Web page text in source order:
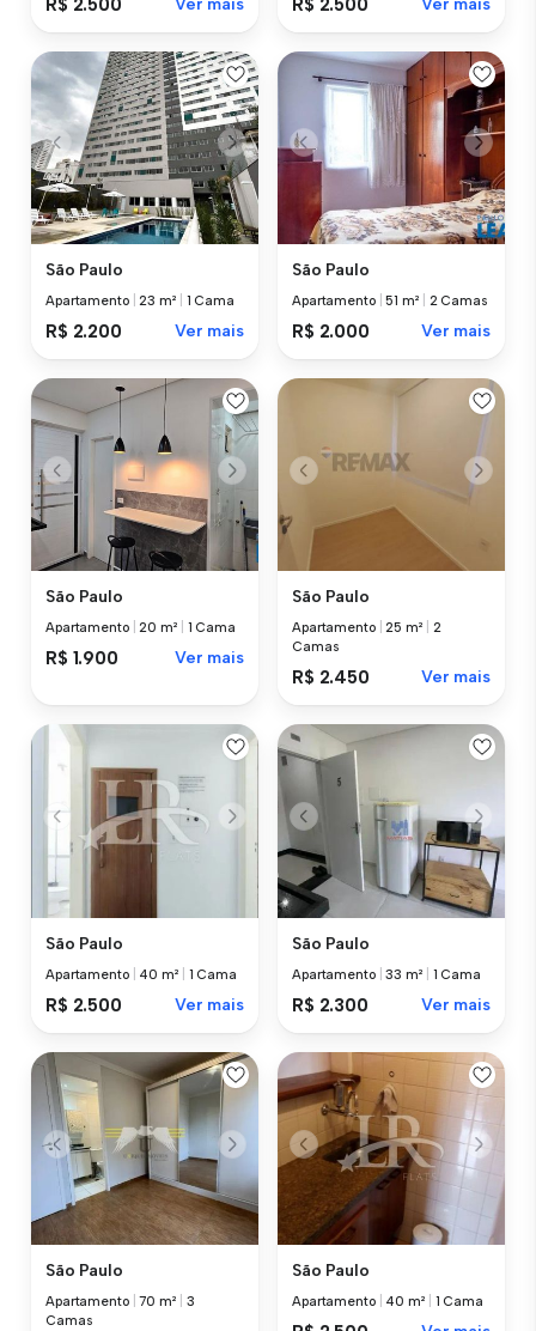
São Paulo
Apartamento |23 m² 1 Cama
R$ 2.200 Ver mais
São Paulo
Apartamento |51 m² 2 Camas
R$ 2.000 Ver mais
São Paulo
Apartamento |20 m² 1 Cama
R$ 1.900 Ver mais
São Paulo
Apartamento |25 m²
2
Camas
R$ 2.450 Ver mais
São Paulo
Apartamento 40 m² 1 Cama
R$ 2.500 Ver mais
São Paulo
Apartamento |33 m² 1 Cama
R$ 2.300 Ver mais
São Paulo
Apartamento |70 m²
3
Camas
São Paulo
Apartamento 40 m² 1 Cama